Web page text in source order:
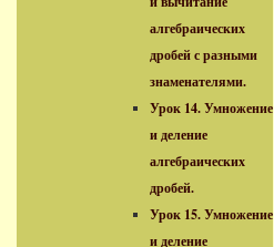
алгебраических
дробей с разными
знаменателями.
Урок 14. Умножение
и деление
алгебраических
дробей.
Урок 15. Умножение
и деление